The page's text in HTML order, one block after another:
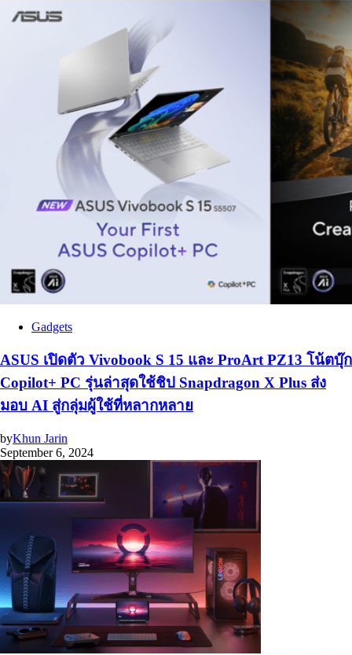
Gadgets
ASUS เปิดตัว Vivobook S 15 และ ProArt PZ13 โน้ตบุ๊ก
Copilot+ PC รุ่นล่าสุดใช้ชิป Snapdragon X Plus ส่ง
มอบ AI สู่กลุ่มผู้ใช้ที่หลากหลาย
byKhun Jarin
September 6, 2024